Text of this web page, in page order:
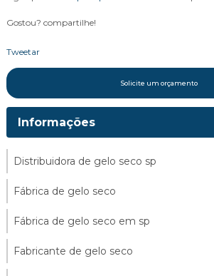
Gostou? compartilhe!
Tweetar
Solicite um orçamento
Informações
Distribuidora de gelo seco sp
Fábrica de gelo seco
Fábrica de gelo seco em sp
Fabricante de gelo seco